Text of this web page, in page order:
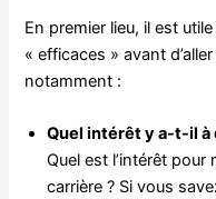
En premier lieu, il est
« efficaces » avant
notamment :
Quel intérêt y a-t-il à
Quel est l’intérêt
carrière ? Si vous